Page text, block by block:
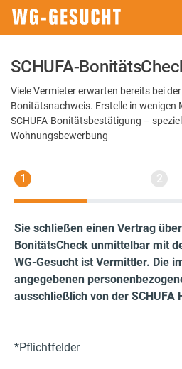
SCHUFA-
Viele Vermieter erwarten bereits bei
Bonitätsnachweis. Erstelle in wenigen
SCHUFA-Bonitätsbestätigung –
Wohnungsbewerbung